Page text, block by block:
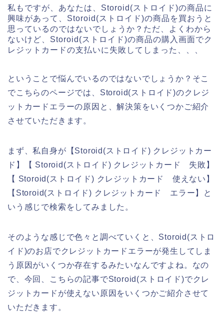
私もですが、あなたは、Storoid(ストロイド)の商品に
興味があって、Storoid(ストロイド)の商品を買おうと
思っているのではないでしょうか？ただ、よくわから
ないけど、Storoid(ストロイド)の商品の購入画面でク
レジットカードの支払いに失敗してしまった、、、
ということで悩んでいるのではないでしょうか？そこ
でこちらのページでは、Storoid(ストロイド)のクレジ
ットカードエラーの原因と、解決策をいくつかご紹介
させていただきます。
まず、私自身が【Storoid(ストロイド) クレジットカー
ド】【 Storoid(ストロイド) クレジットカード 失敗】
【 Storoid(ストロイド) クレジットカード 使えない】
【Storoid(ストロイド) クレジットカード エラー】と
いう感じで検索をしてみました。
そのような感じで色々と調べていくと、Storoid(ストロ
イド)のお店でクレジットカードエラーが発生してしま
う原因がいくつか存在するみたいなんですよね。なの
で、今回、こちらの記事でStoroid(ストロイド)でクレ
ジットカードが使えない原因をいくつかご紹介させて
いただきます。